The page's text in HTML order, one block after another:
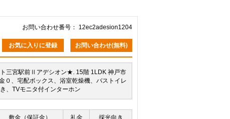
お問い合わせ番号： 12ec2adesion1204
お気に入りに登録 お問い合わせ(無料)
三宮駅前Ⅱアデシオン★. 15階 1LDK 神戸市
、宅配ボックス、浴室乾燥機、バストイレ
、TVモニタ付インターホン
敷金（保証金） 礼金 採光向き